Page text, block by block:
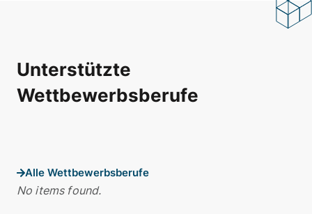
Unterstützte
Wettbewerbsberufe
Alle Wettbewerbsberufe
No items found.